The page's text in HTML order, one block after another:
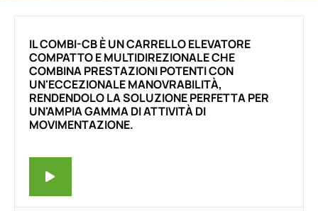
IL COMBI-CB È UN CARRELLO ELEVATORE
COMPATTO E MULTIDIREZIONALE CHE
COMBINA PRESTAZIONI POTENTI CON
UN'ECCEZIONALE MANOVRABILITÀ,
RENDENDOLO LA SOLUZIONE PERFETTA PER
UN'AMPIA GAMMA DI ATTIVITÀ DI
MOVIMENTAZIONE.